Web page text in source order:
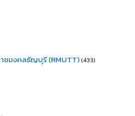
ชมงคลธัญบุรี (RMUTT)(433)